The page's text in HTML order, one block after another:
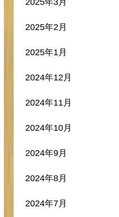
2025年2月
2025年1月
2024年12月
2024年11月
2024年10月
2024年9月
2024年8月
2024年7月